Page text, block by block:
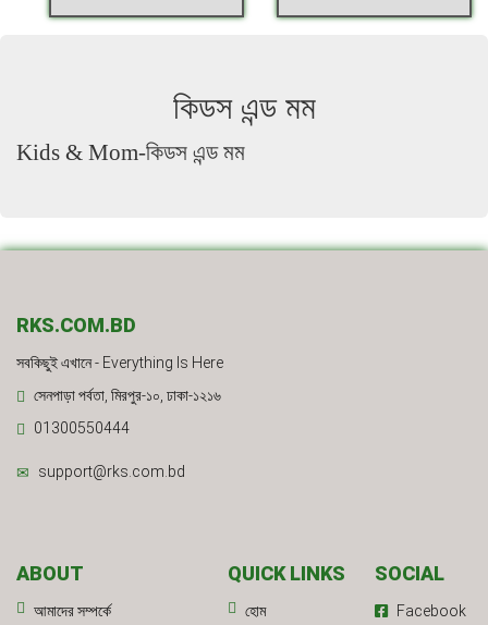
কিডস এন্ড মম
Kids & Mom-কিডস এন্ড মম
RKS.COM.BD
সবকিছুই এখানে - Everything Is Here
সেনপাড়া পর্বতা, মিরপুর-১০, ঢাকা-১২১৬
01300550444
support@rks.com.bd
ABOUT
আমাদের সম্পর্কে
QUICK LINKS
হোম
SOCIAL
Facebook